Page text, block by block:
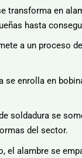
transforma en
hasta
a un proceso
se enrolla en
soldadura se
del sector.
el alambre se